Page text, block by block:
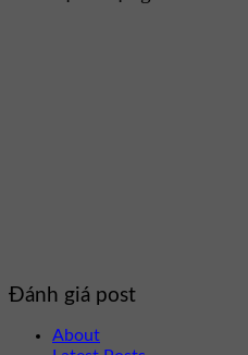
Đánh giá post
About